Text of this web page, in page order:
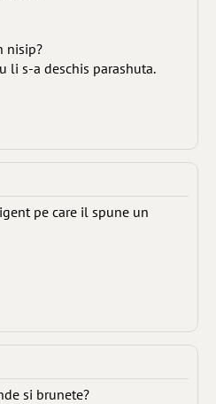
nisip?
li s-a deschis parashuta.
pe care il spune un
si brunete?